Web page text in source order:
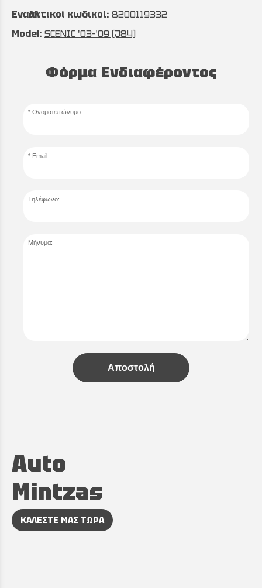
Εναλλακτικοί κωδικοί: 8200119332
Model: SCENIC '03-'09 (J84)
Φόρμα Ενδιαφέροντος
Ονοματεπώνυμο:
Email:
Τηλέφωνο:
Μήνυμα:
Αποστολή
Auto
Mintzas
ΚΑΛΕΣΤΕ ΜΑΣ ΤΩΡΑ